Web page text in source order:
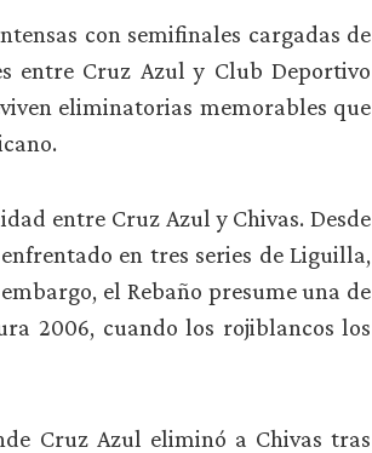
con semifinales cargadas de
entre Cruz Azul y Club Deportivo
eliminatorias memorables que
entre Cruz Azul y Chivas. Desde
en tres series de Liguilla,
el Rebaño presume una de
2006, cuando los rojiblancos los
Cruz Azul eliminó a Chivas tras